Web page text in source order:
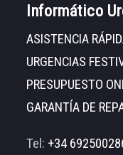
Informático
ASISTENCIA
URGENCIAS
PRESUPUESTO
GARANTÍA DE
Tel: +34